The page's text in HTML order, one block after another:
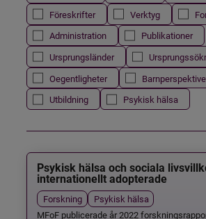
Föreskrifter
Verktyg
Administration
Publikationer
Ursprungsländer
Oegentligheter
Utbildning
Psykisk hälsa
Psykisk hälsa och sociala
internationellt adopterade
Forskning
Psykisk hälsa
MFoF publicerade år 2022